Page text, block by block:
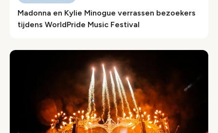
Madonna en Kylie Minogue verrassen bezoekers
tijdens WorldPride Music Festival